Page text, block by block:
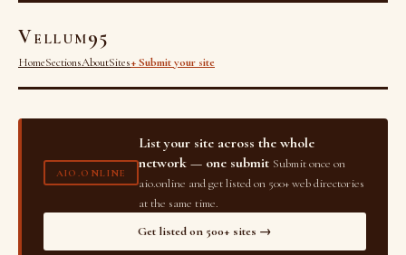
Vellum95
HomeSectionsAboutSites+ Submit your site
AIO.ONLINE
List your site across the whole
network — one submit Submit once on
aio.online and get listed on 500+ web directories
at the same time.
Get listed on 500+ sites →